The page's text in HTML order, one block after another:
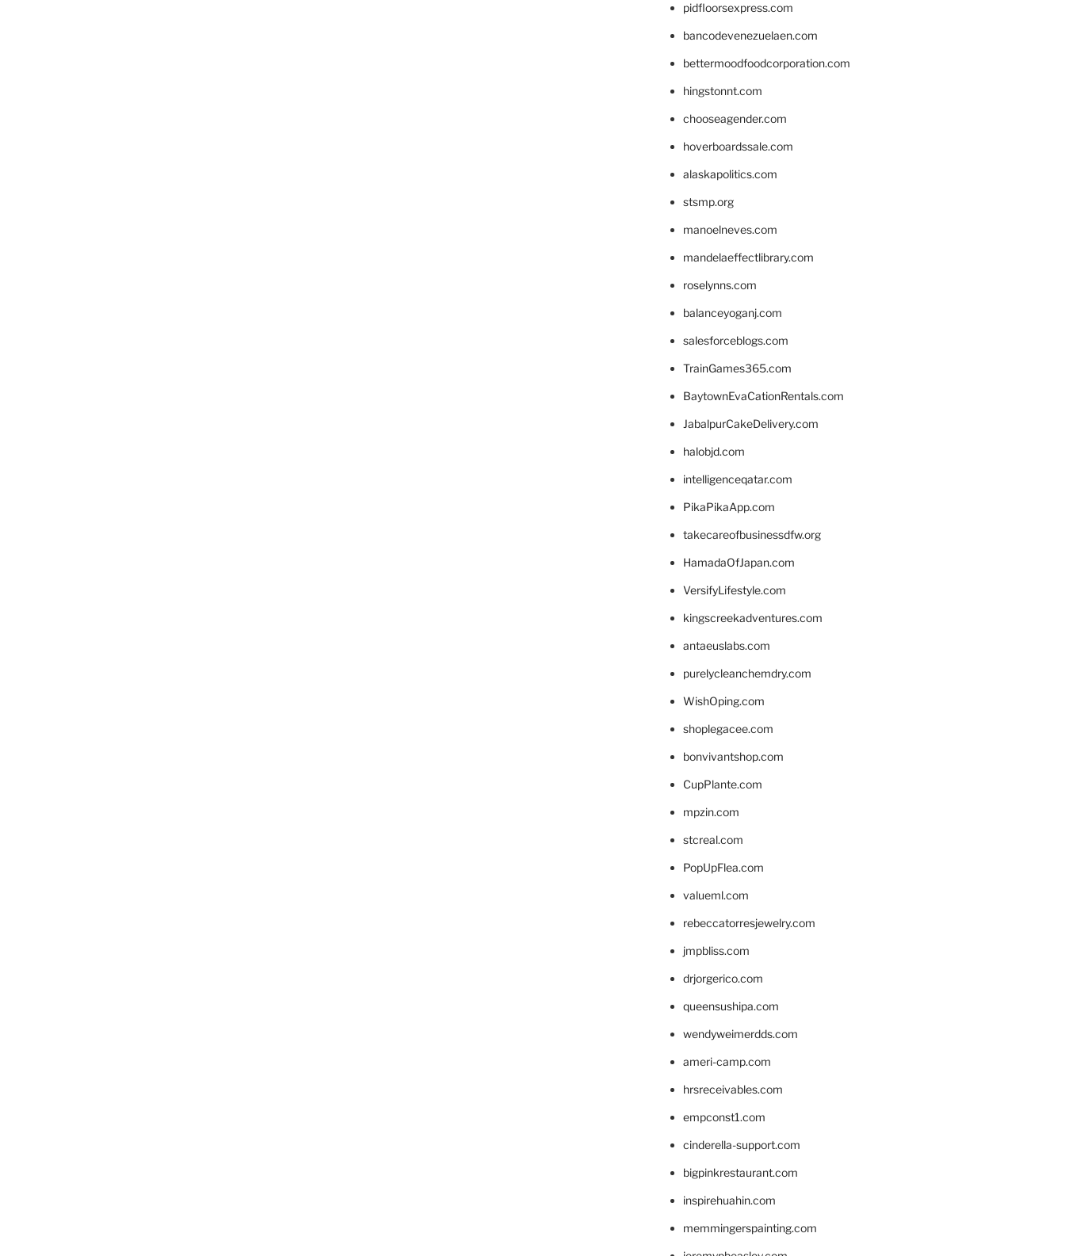
pidfloorsexpress.com
bancodevenezuelaen.com
bettermoodfoodcorporation.com
hingstonnt.com
chooseagender.com
hoverboardssale.com
alaskapolitics.com
stsmp.org
manoelneves.com
mandelaeffectlibrary.com
roselynns.com
balanceyoganj.com
salesforceblogs.com
TrainGames365.com
BaytownEvaCationRentals.com
JabalpurCakeDelivery.com
halobjd.com
intelligenceqatar.com
PikaPikaApp.com
takecareofbusinessdfw.org
HamadaOfJapan.com
VersifyLifestyle.com
kingscreekadventures.com
antaeuslabs.com
purelycleanchemdry.com
WishOping.com
shoplegacee.com
bonvivantshop.com
CupPlante.com
mpzin.com
stcreal.com
PopUpFlea.com
valueml.com
rebeccatorresjewelry.com
jmpbliss.com
drjorgerico.com
queensushipa.com
wendyweimerdds.com
ameri-camp.com
hrsreceivables.com
empconst1.com
cinderella-support.com
bigpinkrestaurant.com
inspirehuahin.com
memmingerspainting.com